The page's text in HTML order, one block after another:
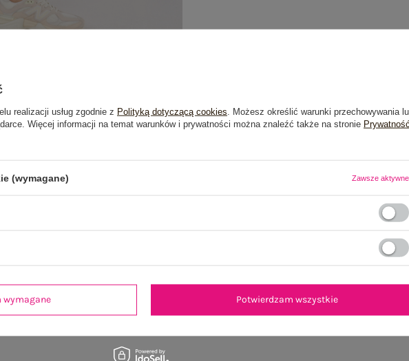
Opinie o produkcie(0)
realizacji usług zgodnie z Polityką dotyczącą cookies . Możesz określić warunki przechowywania
Więcej informacji na temat warunków i prywatności można znaleźć także na stronie
(wymagane) Zawsze aktywne
wymagane Potwierdzam wszystkie